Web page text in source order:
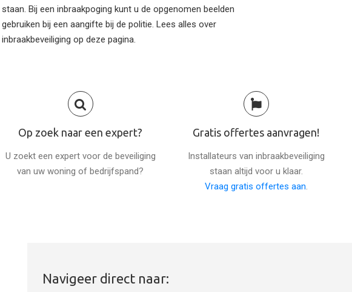
staan. Bij een inbraakpoging kunt u de opgenomen beelden
gebruiken bij een aangifte bij de politie. Lees alles over
inbraakbeveiliging op deze pagina.
Op zoek naar een expert?
U zoekt een expert voor de beveiliging
van uw woning of bedrijfspand?
Gratis offertes aanvragen!
Installateurs van inbraakbeveiliging
staan altijd voor u klaar.
Vraag gratis offertes aan.
Navigeer direct naar: